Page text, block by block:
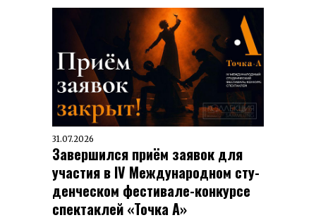
31.07.2026
Завершился приём заявок для
участия в IV Меж­ду­на­род­ном сту­
ден­чес­ком фес­ти­вале-кон­кур­се
спек­таклей «Точка А»